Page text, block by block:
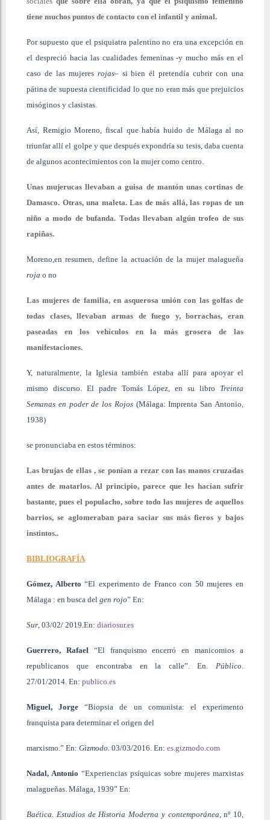
tiene muchos puntos de contacto con el infantil y animal.
Por supuesto que el psiquiatra palentino no era una excepción en
el despreció hacia las cualidades femeninas -y mucho más en el
caso de las mujeres rojas– si bien él pretendía cubrir con una
pátina de supuesta cientificidad lo que no eran más que prejuicios
misóginos y clasistas.
Así, Remigio Moreno, fiscal que había huido de Málaga al no
triunfar allí el golpe y que después expondría su tesis, daba cuenta
de algunos acontecimientos con la mujer como centro.
Unas mujerucas llevaban a guisa de mantón unas cortinas de
Damasco. Otras, una maleta. Las de más allá, las ropas de un
niño a modo de bufanda. Todas llevaban algún trofeo de sus
rapiñas.
Moreno,en resumen, define la actuación de la mujer malagueña
roja o no
Las mujeres de familia, en asquerosa unión con las golfas de
todas clases, llevaban armas de fuego y, borrachas, eran
paseadas en los vehículos en la más grosera de las
manifestaciones.
Y, naturalmente, la Iglesia también estaba allí para apoyar el
mismo discurso. El padre Tomás López, en su libro Treinta
Semanas en poder de los Rojos (Málaga: Imprenta San Antonio,
1938)
se pronunciaba en estos términos:
Las brujas de ellas , se ponían a rezar con las manos cruzadas
antes de matarlos. Al principio, parece que les hacían sufrir
bastante, pues el populacho, sobre todo las mujeres de aquellos
barrios, se aglomeraban para saciar sus más fieros y bajos
instintos..
BIBLIOGRAFÍA
Gómez, Alberto“El experimento de Franco con 50 mujeres en
Málaga : en busca del gen rojo” En:
Sur, 03/02/ 2019.En: diariosur.es
Guerrero, Rafael “El franquismo encerró en manicomios a
republicanos que encontraba en la calle”. En. Público.
27/01/2014. En: publico.es
Miguel, Jorge“Biopsia de un comunista: el experimento
franquista para determinar el origen del
marxismo.” En: Gizmodo. 03/03/2016. En: es.gizmodo.com
Nadal, Antonio “Experiencias psíquicas sobre mujeres marxistas
malagueñas. Málaga, 1939” En:
Baética. Estudios de Historia Moderna y contemporánea,nº 10,